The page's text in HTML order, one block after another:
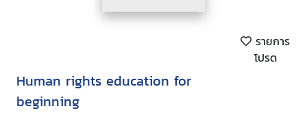
รายการ
โปรด
Human rights education for
beginning